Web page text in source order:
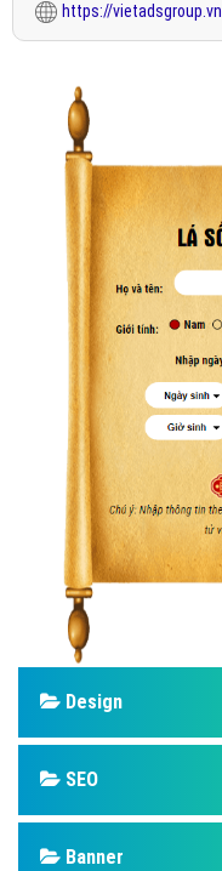
https://vietadsgroup.vn
Design
SEO
Banner